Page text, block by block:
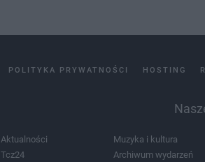
POLITYKA PRYWATNOŚCI HOSTING
Aktualności
Tcz24
Muzyka i kultura
Archiwum wydarzeń